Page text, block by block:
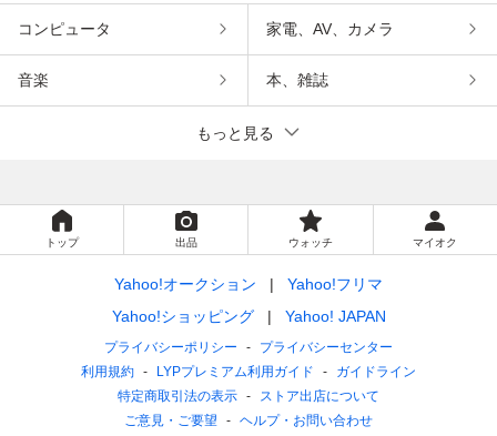
コンピュータ 家電、AV、カメラ
音楽 本、雑誌
もっと見る
トップ 出品 ウォッチ マイオク
Yahoo!オークション
Yahoo!フリマ
Yahoo!ショッピング
Yahoo! JAPAN
プライバシーポリシー
プライバシーセンター
利用規約
LYPプレミアム利用ガイド
ガイドライン
特定商取引法の表示
ストア出店について
ご意見・ご要望
ヘルプ・お問い合わせ